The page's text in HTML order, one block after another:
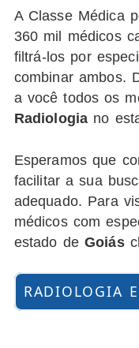
A Classe Médica
360 mil médicos
filtrá-los por
combinar ambos.
a você todos os
Radiologia no
Esperamos que
facilitar a sua
adequado. Para
médicos com
estado de Goiás
RADIOLOGIA